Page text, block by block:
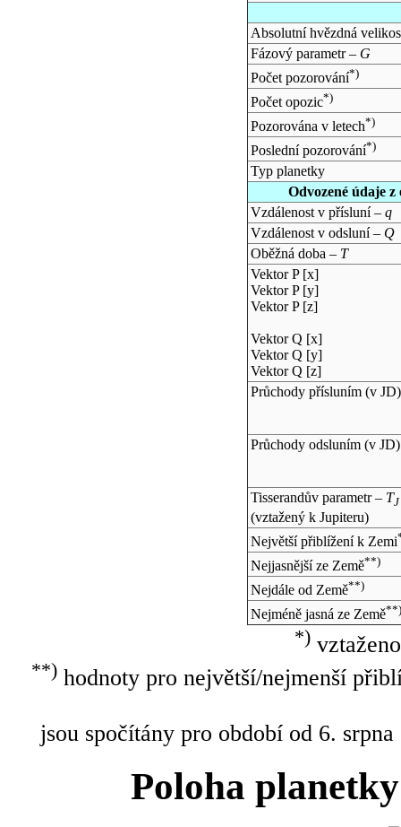
Absolutní hvězdná
Fázový parametr – G
Počet pozorování*)
Počet opozic*)
Pozorována v letech*)
Poslední pozorování*)
Typ planetky
Odvozené údaje
Vzdálenost v přísluní – q
Vzdálenost v odsluní – Q
Oběžná doba – T
Vektor P [x]
Vektor P [y]
Vektor P [z]
Vektor Q [x]
Vektor Q [y]
Vektor Q [z]
Průchody přísluním (v JD)
Průchody odsluním (v JD)
Tisserandův parametr – TJ
(vztažený k Jupiteru)
Největší přiblížení k Zemi
Nejjasnější ze Země**)
Nejdále od Země**)
Nejméně jasná ze Země**)
*)
**)hodnoty pro největší/nejmenší
jsou spočítány pro období od 6.
Poloha